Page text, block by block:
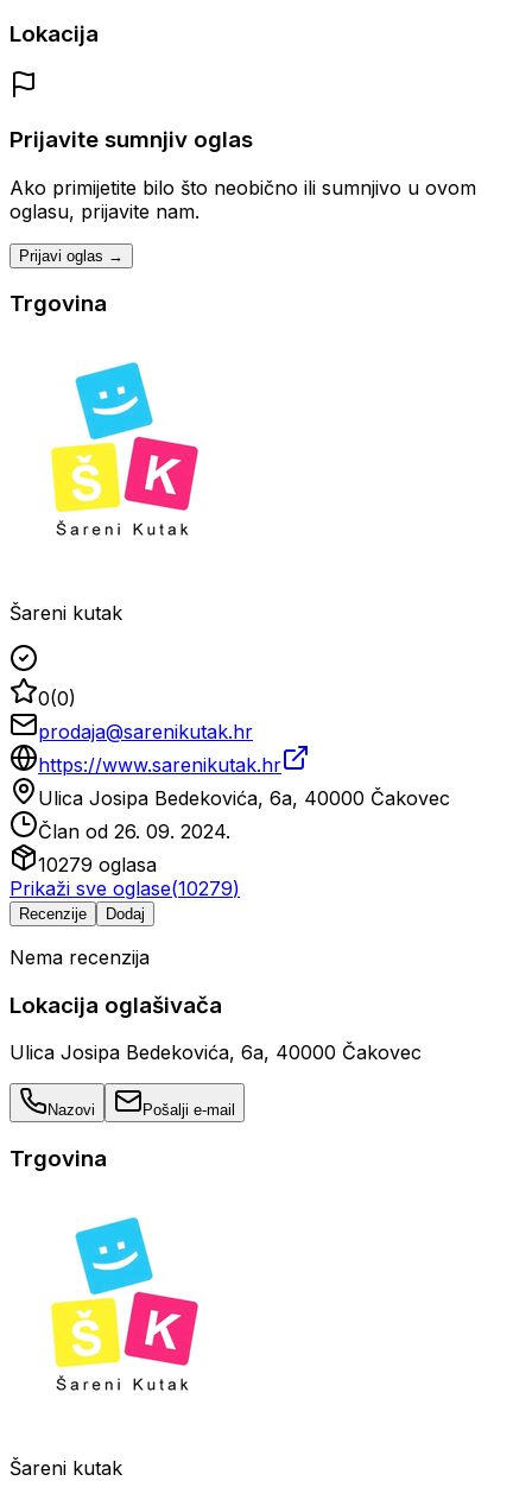
Lokacija
Prijavite sumnjiv oglas
Ako primijetite bilo što neobično ili sumnjivo u ovom
oglasu, prijavite nam.
Prijavi oglas →
Trgovina
Šareni kutak
0(0)
prodaja@sarenikutak.hr
https://www.sarenikutak.hr
Ulica Josipa Bedekovića, 6a, 40000 Čakovec
Član od 26. 09. 2024.
10279 oglasa
Prikaži sve oglase(10279)
Recenzije Dodaj
Nema recenzija
Lokacija oglašivača
Ulica Josipa Bedekovića, 6a, 40000 Čakovec
Nazovi Pošalji e-mail
Trgovina
Šareni kutak